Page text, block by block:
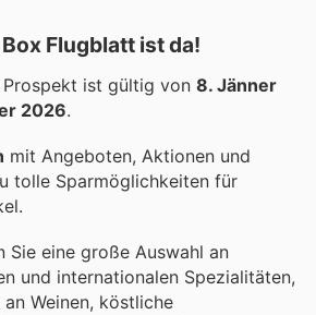
Flugblatt ist da!
Prospekt ist gültig von 8. Jänner
2026.
mit Angeboten, Aktionen und
tolle Sparmöglichkeiten für
Sie eine große Auswahl an
und internationalen Spezialitäten,
Weinen, köstliche